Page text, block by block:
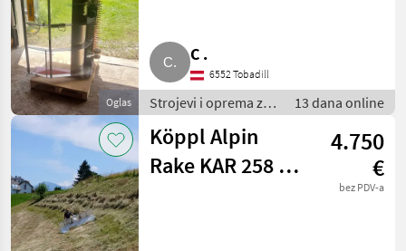
Oglas
C .
6552 Tobadill
Strojevi i oprema za
travu i baliranje /
Brdski strojevi
13 dana online
Köppl Alpin
Rake KAR 258 zu
4.750
€
bez PDV-a